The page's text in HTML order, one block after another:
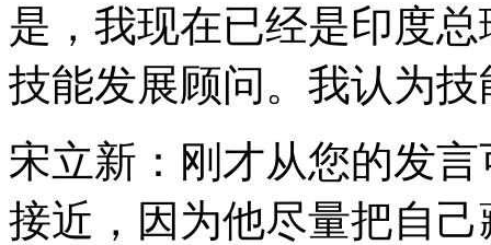
是，我现在已经是印度
技能发展顾问。我认为
宋立新：刚才从您的发
接近，因为他尽量把自